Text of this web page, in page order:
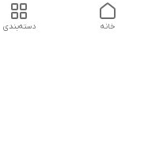
دسته‌بندی خانه